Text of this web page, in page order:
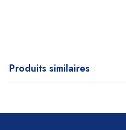
Produits similaires